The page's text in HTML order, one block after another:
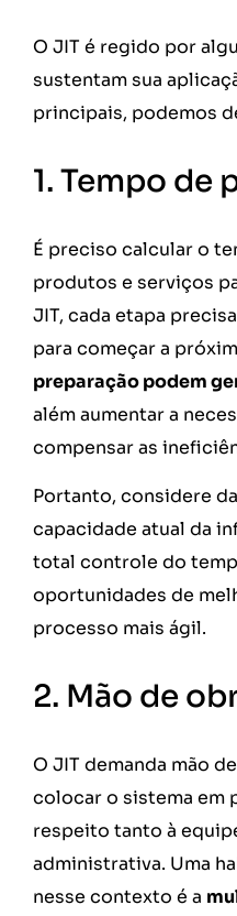
O JIT é regido por
sustentam sua
principais, podemos
1. Tempo de
É preciso calcular o
produtos e serviços
JIT, cada etapa
para começar a
preparação podem
além aumentar a
compensar as
Portanto, considere
capacidade atual da
total controle do
oportunidades de
processo mais ágil.
2. Mão de
O JIT demanda mão
colocar o sistema em
respeito tanto à
administrativa. Uma
nesse contexto é a